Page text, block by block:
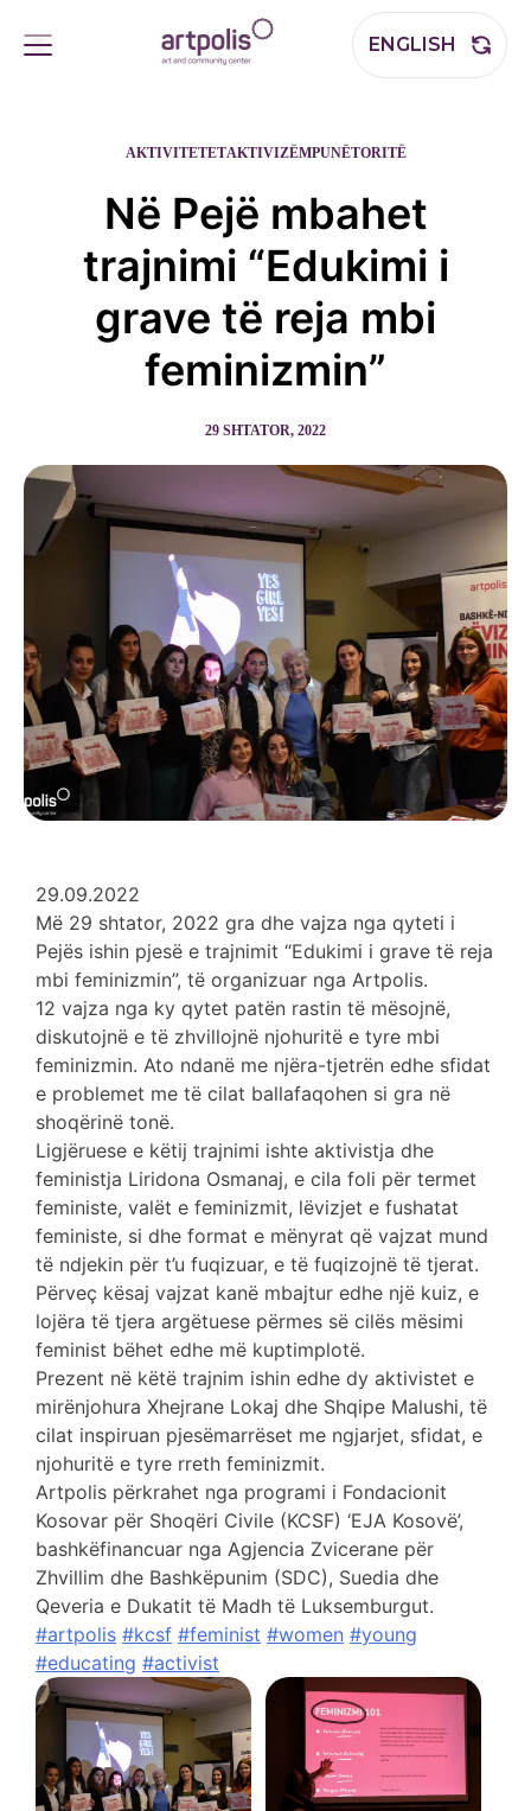
ENGLISH
AKTIVITETETAKTIVIZËMPUNËTORITË
Në Pejë mbahet
trajnimi “Edukimi i
grave të reja mbi
feminizmin”
29 SHTATOR, 2022
29.09.2022
Më 29 shtator, 2022 gra dhe vajza nga qyteti i
Pejës ishin pjesë e trajnimit “Edukimi i grave të reja
mbi feminizmin”, të organizuar nga Artpolis.
12 vajza nga ky qytet patën rastin të mësojnë,
diskutojnë e të zhvillojnë njohuritë e tyre mbi
feminizmin. Ato ndanë me njëra-tjetrën edhe sfidat
e problemet me të cilat ballafaqohen si gra në
shoqërinë tonë.
Ligjëruese e këtij trajnimi ishte aktivistja dhe
feministja Liridona Osmanaj, e cila foli për termet
feministe, valët e feminizmit, lëvizjet e fushatat
feministe, si dhe format e mënyrat që vajzat mund
të ndjekin për t’u fuqizuar, e të fuqizojnë të tjerat.
Përveç kësaj vajzat kanë mbajtur edhe një kuiz, e
lojëra të tjera argëtuese përmes së cilës mësimi
feminist bëhet edhe më kuptimplotë.
Prezent në këtë trajnim ishin edhe dy aktivistet e
mirënjohura Xhejrane Lokaj dhe Shqipe Malushi, të
cilat inspiruan pjesëmarrëset me ngjarjet, sfidat, e
njohuritë e tyre rreth feminizmit.
Artpolis përkrahet nga programi i Fondacionit
Kosovar për Shoqëri Civile (KCSF) ‘EJA Kosovë’,
bashkëfinancuar nga Agjencia Zvicerane për
Zhvillim dhe Bashkëpunim (SDC), Suedia dhe
Qeveria e Dukatit të Madh të Luksemburgut.
#artpolis #kcsf #feminist #women #young
#educating #activist